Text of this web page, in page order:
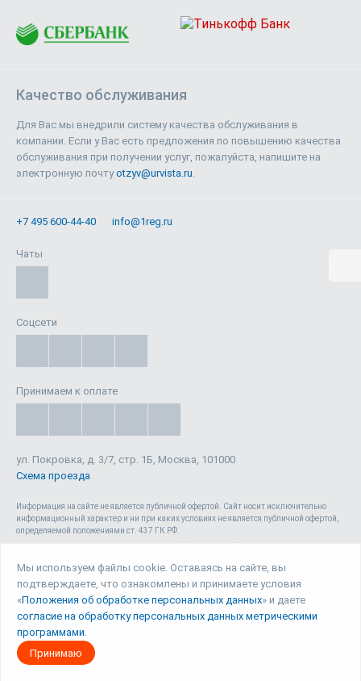
Качество обслуживания
Для Вас мы внедрили систему качества обслуживания в
компании. Если у Вас есть предложения по повышению качества
обслуживания при получении услуг, пожалуйста, напишите на
электронную почтуotzyv@urvista.ru.
+7 495 600-44-40 info@1reg.ru
Чаты
Соцсети
Принимаем к оплате
ул. Покровка, д. 3/7, стр. 1Б, Москва, 101000
Схема проезда
Информация на сайте не является публичной офертой. Cайт носит исключительно
информационный характер и ни при каких условиях не является публичной офертой,
определяемой положениями ст. 437 ГК РФ.
(ОГРН: 1087746040140) , а также зарегистрирован в качестве СМИ. Запрещается
копирование (как для собственных нужд, так и с целью распространения) и любое
иное использование сайта, его элементов и материалов без письменного согласия
© Юрвиста, 2026
Правовая информация
Мы используем файлы cookie. Оставаясь на сайте, вы
подтверждаете, что ознакомлены и принимаете условия
«Положения об обработке персональных данных» и даете
согласие на обработку персональных данных метрическими
программами.
Принимаю